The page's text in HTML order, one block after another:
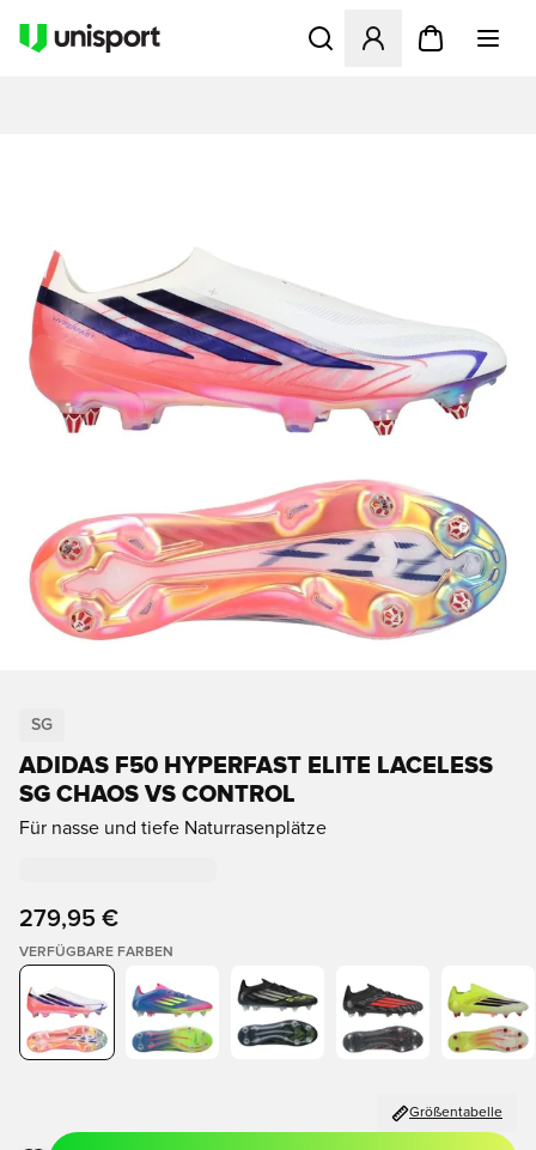
Öffnet ein neues Fenster
SG
ADIDAS F50 HYPERFAST ELITE LACELESS
SG CHAOS VS CONTROL
Für nasse und tiefe Naturrasenplätze
279,95 €
VERFÜGBARE FARBEN
Größentabelle